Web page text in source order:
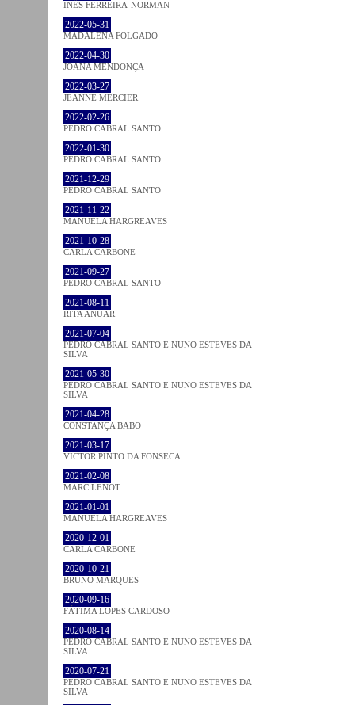
INÊS FERREIRA-NORMAN
2022-05-31
MADALENA FOLGADO
2022-04-30
JOANA MENDONÇA
2022-03-27
JEANNE MERCIER
2022-02-26
PEDRO CABRAL SANTO
2022-01-30
PEDRO CABRAL SANTO
2021-12-29
PEDRO CABRAL SANTO
2021-11-22
MANUELA HARGREAVES
2021-10-28
CARLA CARBONE
2021-09-27
PEDRO CABRAL SANTO
2021-08-11
RITA ANUAR
2021-07-04
PEDRO CABRAL SANTO E NUNO ESTEVES DA
SILVA
2021-05-30
PEDRO CABRAL SANTO E NUNO ESTEVES DA
SILVA
2021-04-28
CONSTANÇA BABO
2021-03-17
VICTOR PINTO DA FONSECA
2021-02-08
MARC LENOT
2021-01-01
MANUELA HARGREAVES
2020-12-01
CARLA CARBONE
2020-10-21
BRUNO MARQUES
2020-09-16
FÁTIMA LOPES CARDOSO
2020-08-14
PEDRO CABRAL SANTO E NUNO ESTEVES DA
SILVA
2020-07-21
PEDRO CABRAL SANTO E NUNO ESTEVES DA
SILVA